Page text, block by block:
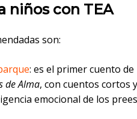
niños con TEA
son:
: es el primer cuento de
de Alma, con cuentos cortos
emocional de los